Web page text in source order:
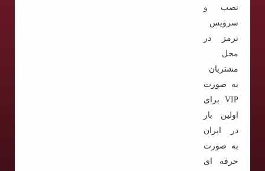
نصب و
سرویس
ترمز در
محل
مشتریان
به صورت
VIP برای
اولین بار
در ایران
به صورت
حرفه ای